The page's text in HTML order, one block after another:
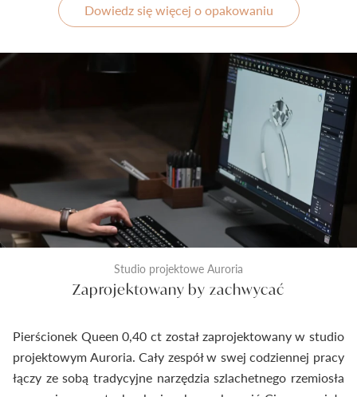
Dowiedz się więcej o opakowaniu
Studio projektowe Auroria
Zaprojektowany by zachwycać
Pierścionek Queen 0,40 ct został zaprojektowany w studio
projektowym Auroria. Cały zespół w swej codziennej pracy
łączy ze sobą tradycyjne narzędzia szlachetnego rzemiosła